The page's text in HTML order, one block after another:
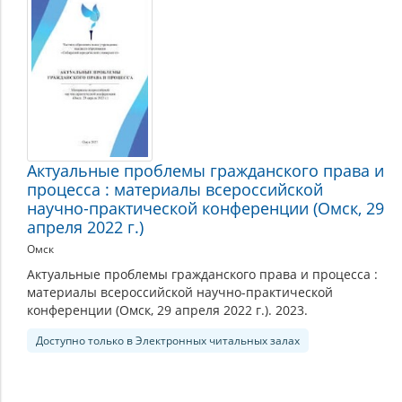
Актуальные проблемы гражданского права и
процесса : материалы всероссийской
научно-практической конференции (Омск, 29
апреля 2022 г.)
Омск
Актуальные проблемы гражданского права и процесса :
материалы всероссийской научно-практической
конференции (Омск, 29 апреля 2022 г.). 2023.
Доступно только в Электронных читальных залах